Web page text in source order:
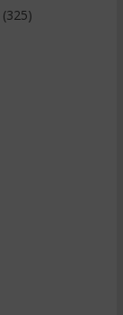
(325)